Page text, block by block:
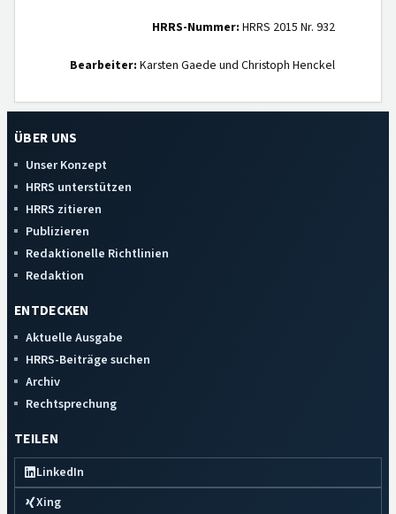
HRRS-Nummer: HRRS 2015 Nr. 932
Bearbeiter: Karsten Gaede und Christoph Henckel
ÜBER UNS
Unser Konzept
HRRS unterstützen
HRRS zitieren
Publizieren
Redaktionelle Richtlinien
Redaktion
ENTDECKEN
Aktuelle Ausgabe
HRRS-Beiträge suchen
Archiv
Rechtsprechung
TEILEN
LinkedIn
Xing